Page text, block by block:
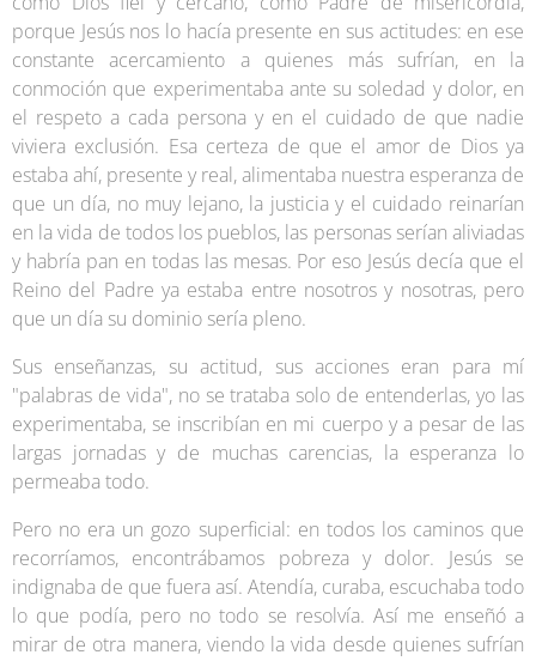
porque Jesús nos lo hacía presente en sus actitudes: en ese
constante acercamiento a quienes más sufrían, en la
conmoción que experimentaba ante su soledad y dolor, en
el respeto a cada persona y en el cuidado de que nadie
viviera exclusión. Esa certeza de que el amor de Dios ya
estaba ahí, presente y real, alimentaba nuestra esperanza de
que un día, no muy lejano, la justicia y el cuidado reinarían
en la vida de todos los pueblos, las personas serían aliviadas
y habría pan en todas las mesas. Por eso Jesús decía que el
Reino del Padre ya estaba entre nosotros y nosotras, pero
que un día su dominio sería pleno.
Sus enseñanzas, su actitud, sus acciones eran para mí
"palabras de vida", no se trataba solo de entenderlas, yo las
experimentaba, se inscribían en mi cuerpo y a pesar de las
largas jornadas y de muchas carencias, la esperanza lo
permeaba todo.
Pero no era un gozo superficial: en todos los caminos que
recorríamos, encontrábamos pobreza y dolor. Jesús se
indignaba de que fuera así. Atendía, curaba, escuchaba todo
lo que podía, pero no todo se resolvía. Así me enseñó a
mirar de otra manera, viendo la vida desde quienes sufrían